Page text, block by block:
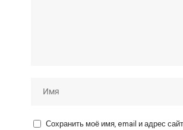
Сохранить моё имя, email и адрес